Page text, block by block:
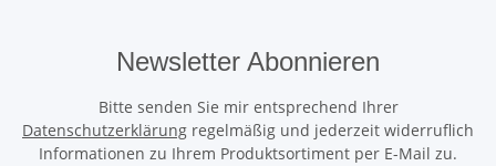
Newsletter Abonnieren
Bitte senden Sie mir entsprechend Ihrer
Datenschutzerklärung regelmäßig und jederzeit widerruflich
Informationen zu Ihrem Produktsortiment per E-Mail zu.